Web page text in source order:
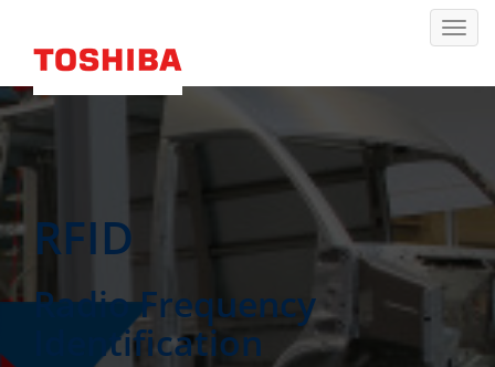
RFID
Radio Frequency
Identification